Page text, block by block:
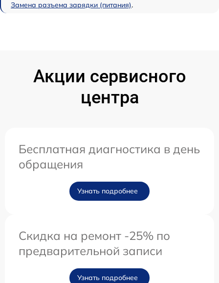
Замена разъема зарядки (питания).
Акции сервисного
центра
Бесплатная диагностика в день
обращения
Узнать подробнее
Скидка на ремонт -25% по
предварительной записи
Узнать подробнее